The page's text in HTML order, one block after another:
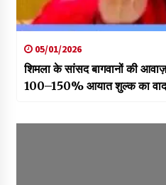
05/01/2026
शिमला के सांसद बागवानों की
100–150% आयात शुल्क का